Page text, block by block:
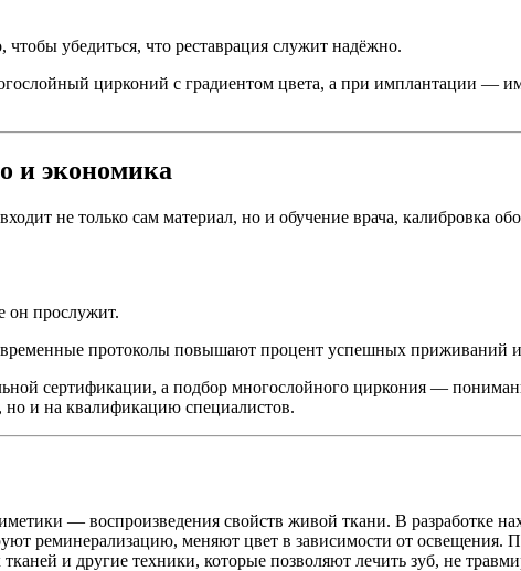
убедиться, что реставрация служит надёжно.
цирконий с градиентом цвета, а при имплантации —
и экономика
не только сам материал, но и обучение врача, калибровка
он прослужит.
протоколы повышают процент успешных приживаний
сертификации, а подбор многослойного циркония —
но и на квалификацию специалистов.
— воспроизведения свойств живой ткани. В разработке
реминерализацию, меняют цвет в зависимости от
и другие техники, которые позволяют лечить зуб, не